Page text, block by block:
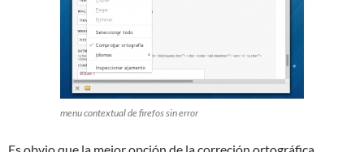
menu contextual de firefos sin error